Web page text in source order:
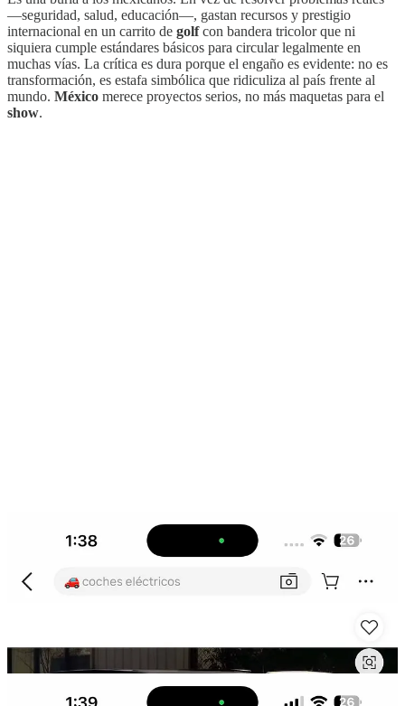
—seguridad, salud, educación—, gastan recursos y prestigio
internacional en un carrito de golfcon bandera tricolor que ni
siquiera cumple estándares básicos para circular legalmente en
muchas vías. La crítica es dura porque el engaño es evidente: no es
transformación, es estafa simbólica que ridiculiza al país frente al
mundo. México merece proyectos serios, no más maquetas para el
show.